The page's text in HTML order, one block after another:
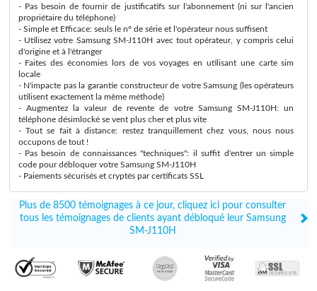
- Pas besoin de fournir de justificatifs sur l'abonnement (ni sur l'ancien
propriétaire du téléphone)
- Simple et Efficace: seuls le n° de série et l'opérateur nous suffisent
- Utilisez votre Samsung SM-J110H avec tout opérateur, y compris celui
d'origine et à l'étranger
- Faites des économies lors de vos voyages en utilisant une carte sim
locale
- N'impacte pas la garantie constructeur de votre Samsung (les opérateurs
utilisent exactement la même méthode)
- Augmentez la valeur de revente de votre Samsung SM-J110H: un
téléphone désimlocké se vent plus cher et plus vite
- Tout se fait à distance: restez tranquillement chez vous, nous nous
occupons de tout !
- Pas besoin de connaissances "techniques": il suffit d'entrer un simple
code pour débloquer votre Samsung SM-J110H
- Paiements sécurisés et cryptés par certificats SSL
Plus de 8500 témoignages à ce jour, cliquez ici pour consulter
tous les témoignages de clients ayant débloqué leur Samsung
SM-J110H